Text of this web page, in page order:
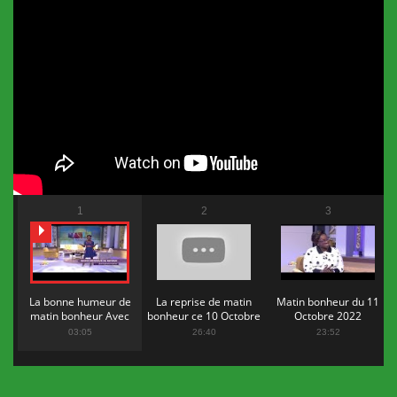
1
La bonne humeur de
matin bonheur Avec
Flopy Mendosa
03:05
2
La reprise de matin
bonheur ce 10 Octobre
2022
26:40
3
Matin bonheur du 11
Octobre 2022
23:52